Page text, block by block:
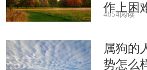
属猴人今年的事业运势较好，在
作上困
4854阅读
属狗的
势怎么